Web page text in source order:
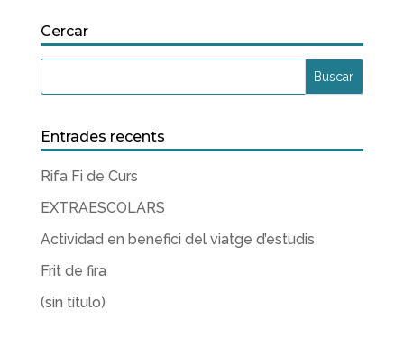
Cercar
Entrades recents
Rifa Fi de Curs
EXTRAESCOLARS
Actividad en benefici del viatge d’estudis
Frit de fira
(sin título)